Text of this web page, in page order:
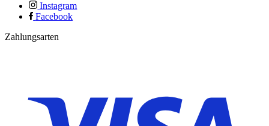
Instagram
Facebook
Zahlungsarten